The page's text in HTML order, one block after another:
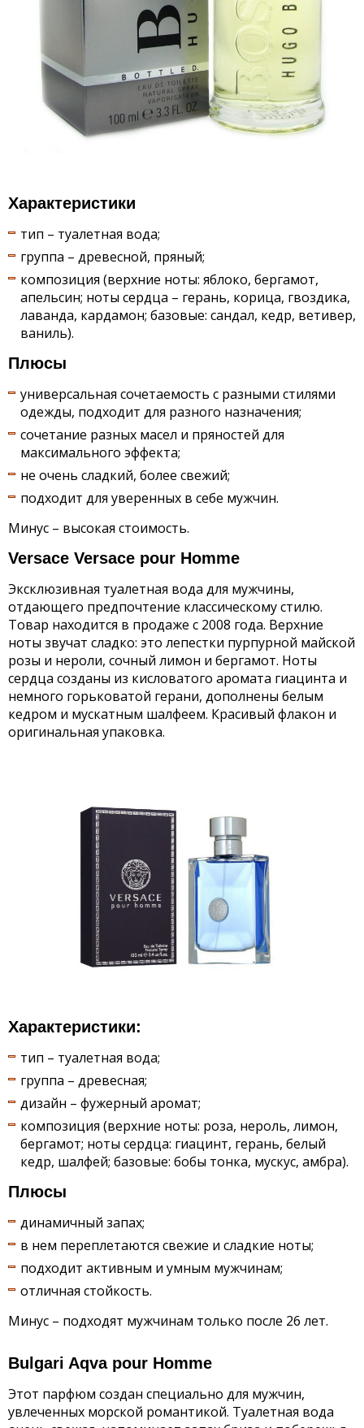
Характеристики
тип – туалетная вода;
группа – древесной, пряный;
композиция (верхние ноты: яблоко, бергамот,
апельсин; ноты сердца – герань, корица, гвоздика,
лаванда, кардамон; базовые: сандал, кедр, ветивер,
ваниль).
Плюсы
универсальная сочетаемость с разными стилями
одежды, подходит для разного назначения;
сочетание разных масел и пряностей для
максимального эффекта;
не очень сладкий, более свежий;
подходит для уверенных в себе мужчин.
Минус – высокая стоимость.
Versace Versace pour Homme
Эксклюзивная туалетная вода для мужчины,
отдающего предпочтение классическому стилю.
Товар находится в продаже с 2008 года. Верхние
ноты звучат сладко: это лепестки пурпурной майской
розы и нероли, сочный лимон и бергамот. Ноты
сердца созданы из кисловатого аромата гиацинта и
немного горьковатой герани, дополнены белым
кедром и мускатным шалфеем. Красивый флакон и
оригинальная упаковка.
Характеристики:
тип – туалетная вода;
группа – древесная;
дизайн – фужерный аромат;
композиция (верхние ноты: роза, нероль, лимон,
бергамот; ноты сердца: гиацинт, герань, белый
кедр, шалфей; базовые: бобы тонка, мускус, амбра).
Плюсы
динамичный запах;
в нем переплетаются свежие и сладкие ноты;
подходит активным и умным мужчинам;
отличная стойкость.
Минус – подходят мужчинам только после 26 лет.
Bulgari Aqva pour Homme
Этот парфюм создан специально для мужчин,
увлеченных морской романтикой. Туалетная вода